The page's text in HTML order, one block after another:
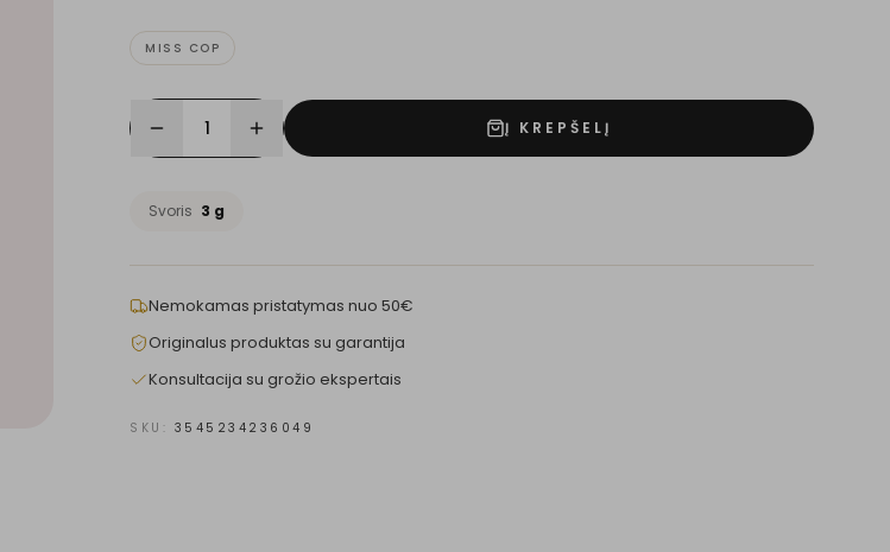
MISS COP
1 Į KREPŠELĮ
Svoris 3 g
Nemokamas pristatymas nuo 50€
Originalus produktas su garantija
Konsultacija su grožio ekspertais
SKU: 3545234236049